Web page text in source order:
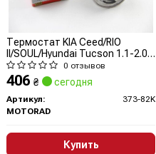
Термостат KIA Ceed/RIO
II/SOUL/Hyundai Tucson 1.1-2.0
i/CRDI 01- (54x28x33; 82C)
0 отзывов
406 ₴ сегодня
Артикул:
373-82K
MOTORAD
Купить